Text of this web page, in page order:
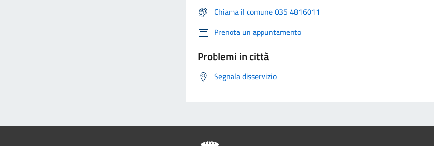
Chiama il comune 035 4816011
Prenota un appuntamento
Problemi in città
Segnala disservizio